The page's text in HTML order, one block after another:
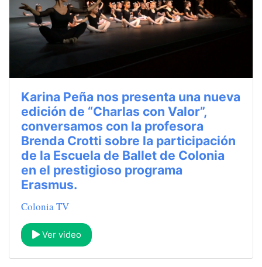
Karina Peña nos presenta una nueva
edición de “Charlas con Valor”,
conversamos con la profesora
Brenda Crotti sobre la participación
de la Escuela de Ballet de Colonia
en el prestigioso programa
Erasmus.
Colonia TV
Ver video